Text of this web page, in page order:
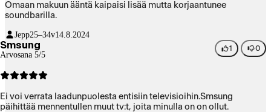
Omaan makuun ääntä kaipaisi lisää mutta korjaantunee
soundbarilla.
Jepp25–34v14.8.2024
Smsung
Arvosana 5/5
1 0
Ei voi verrata laadunpuolesta entisiin televisioihin.Smsung
päihittää mennentullen muut tv:t, joita minulla on on ollut.